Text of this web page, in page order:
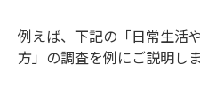
例えば、下記の「日常生活
方」の調査を例にご説明しま